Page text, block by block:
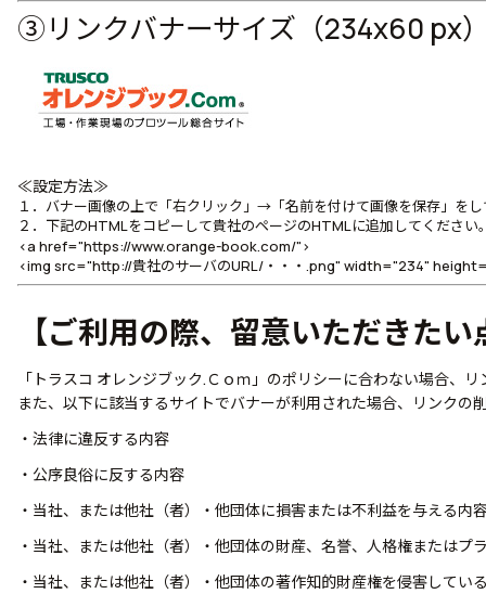
③リンクバナーサイズ（234x60 px
≪設定方法≫
１．バナー画像の上で「右クリック」→「名前を付けて画像を保存」を
２．下記のHTMLをコピーして貴社のページのHTMLに追加してください
<a href="https://www.orange-book.com/">
<img src="http://貴社のサーバのURL/・・・.png" width="234"
【ご利用の際、留意いただきたい
「トラスコ オレンジブック.Ｃｏｍ」のポリシーに合わない場合、
また、以下に該当するサイトでバナーが利用された場合、リンクの
・法律に違反する内容
・公序良俗に反する内容
・当社、または他社（者）・他団体に損害または不利益を与える内
・当社、または他社（者）・他団体の財産、名誉、人格権またはプ
・当社、または他社（者）・他団体の著作知的財産権を侵害してい